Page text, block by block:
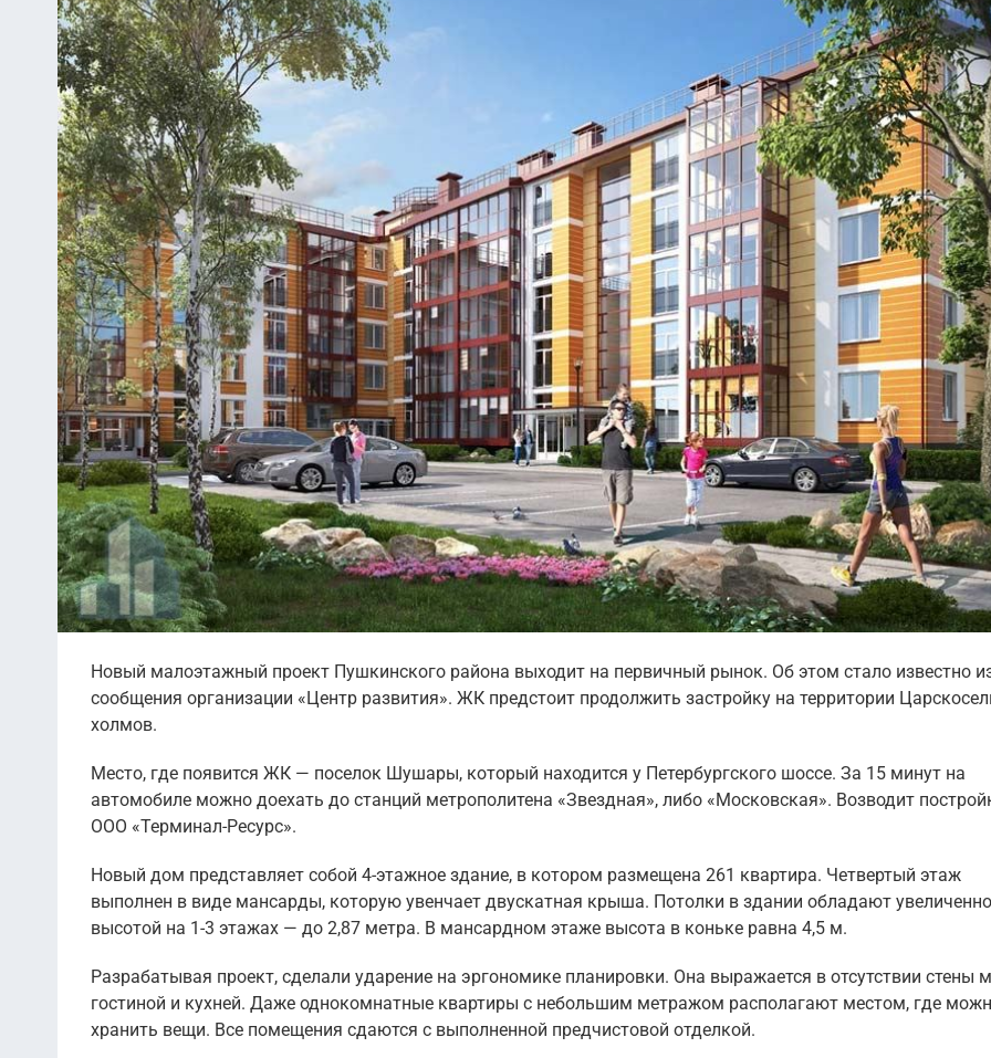
Новый малоэтажный проект Пушкинского района выходит на первичный рынок. Об этом стало известно
сообщения организации «Центр развития». ЖК предстоит продолжить застройку на территории
холмов.
Место, где появится ЖК — поселок Шушары, который находится у Петербургского шоссе. За 15 минут на
автомобиле можно доехать до станций метрополитена «Звездная», либо «Московская». Возводит
ООО «Терминал-Ресурс».
Новый дом представляет собой 4-этажное здание, в котором размещена 261 квартира. Четвертый этаж
выполнен в виде мансарды, которую увенчает двускатная крыша. Потолки в здании обладают
высотой на 1-3 этажах — до 2,87 метра. В мансардном этаже высота в коньке равна 4,5 м.
Разрабатывая проект, сделали ударение на эргономике планировки. Она выражается в отсутствии стены
гостиной и кухней. Даже однокомнатные квартиры с небольшим метражом располагают местом, где
хранить вещи. Все помещения сдаются с выполненной предчистовой отделкой.